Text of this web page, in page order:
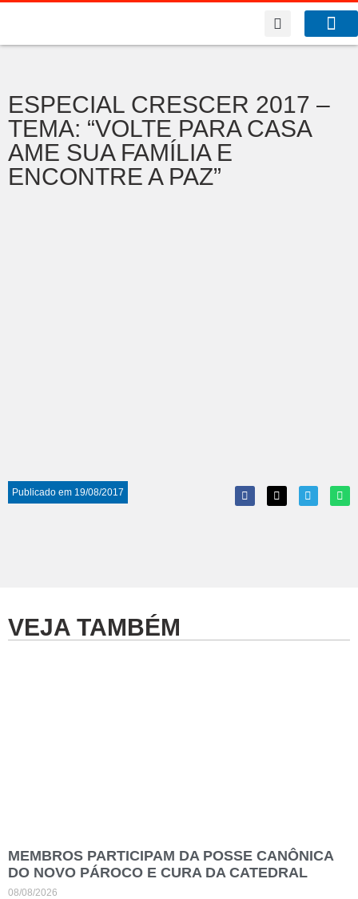
ESPECIAL CRESCER 2017 –
TEMA: “VOLTE PARA CASA
AME SUA FAMÍLIA E
ENCONTRE A PAZ”
Publicado em 19/08/2017
VEJA TAMBÉM
MEMBROS PARTICIPAM DA POSSE CANÔNICA
DO NOVO PÁROCO E CURA DA CATEDRAL
08/08/2026